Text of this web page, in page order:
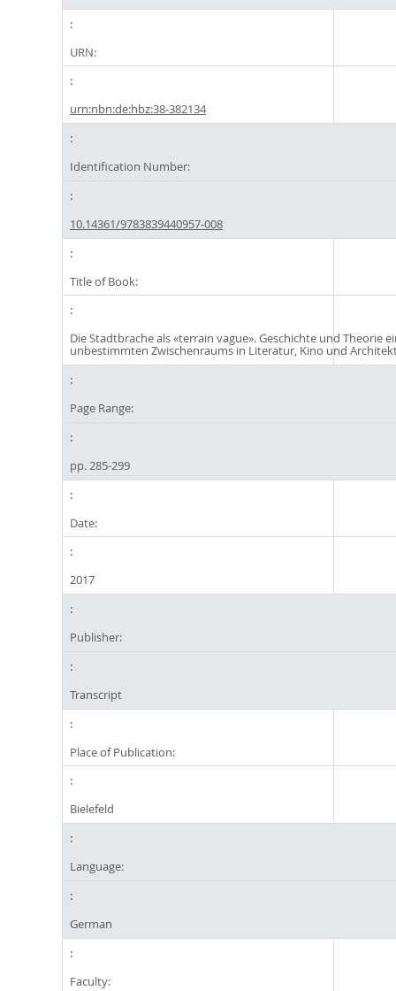
URN:
urn:nbn:de:hbz:38-382134
Identification Number:
10.14361/9783839440957-008
Title of Book:
Die Stadtbrache als «terrain vague». Geschichte und Theorie
unbestimmten Zwischenraums in Literatur, Kino und
Page Range:
pp. 285-299
Date:
2017
Publisher:
Transcript
Place of Publication:
Bielefeld
Language:
German
Faculty: